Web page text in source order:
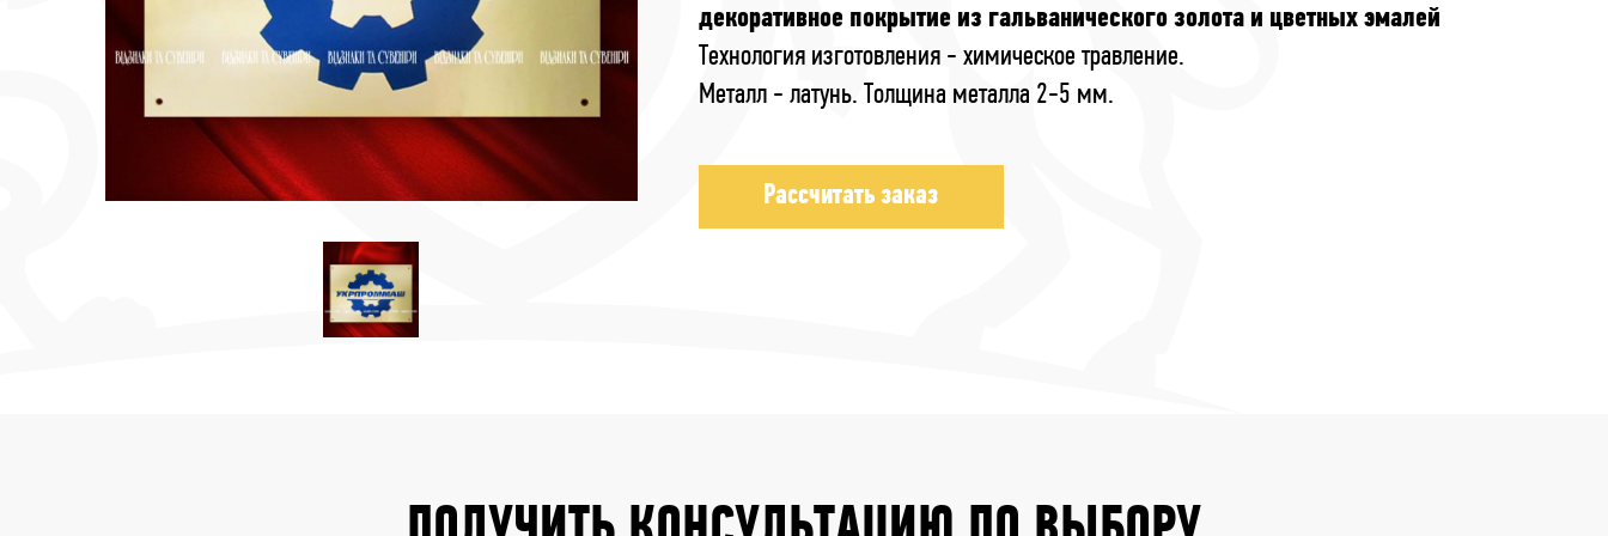
декоративное покрытие из гальванического золота и цветных эмалей
Технология изготовления - химическое травление.
Металл - латунь. Толщина металла 2-5 мм.
Рассчитать заказ